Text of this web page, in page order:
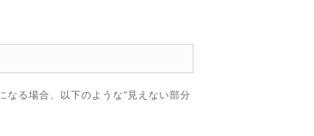
る場合、以下のような“見えない部分